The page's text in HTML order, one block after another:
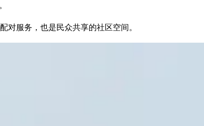
对服务，也是民众共享的社区空间。